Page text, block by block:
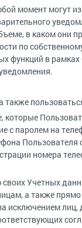
момент могут
в каком
по
функций в
с паролем на
номера
Учетных
а также
исключением